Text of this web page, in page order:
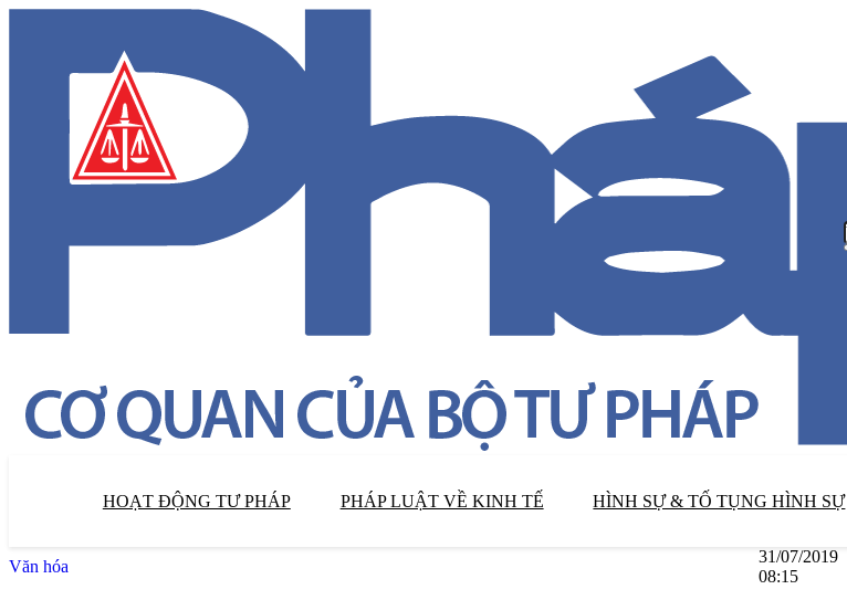
HOẠT ĐỘNG TƯ PHÁP PHÁP LUẬT VỀ KINH TẾ HÌNH SỰ & TỐ TỤNG HÌNH SỰ
Văn hóa
31/07/2019
08:15